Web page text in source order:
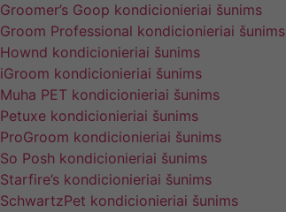
Groomer’s Goop kondicionieriai šunims
Groom Professional kondicionieriai šunims
Hownd kondicionieriai šunims
iGroom kondicionieriai šunims
Muha PET kondicionieriai šunims
Petuxe kondicionieriai šunims
ProGroom kondicionieriai šunims
So Posh kondicionieriai šunims
Starfire’s kondicionieriai šunims
SchwartzPet kondicionieriai šunims